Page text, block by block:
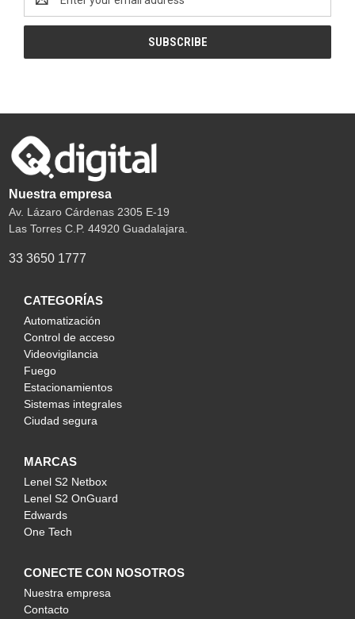
Address
Nuestra empresa
Av. Lázaro Cárdenas 2305 E-19
Las Torres C.P. 44920 Guadalajara.
33 3650 1777
CATEGORÍAS
Automatización
Control de acceso
Videovigilancia
Fuego
Estacionamientos
Sistemas integrales
Ciudad segura
MARCAS
Lenel S2 Netbox
Lenel S2 OnGuard
Edwards
One Tech
CONECTE CON NOSOTROS
Nuestra empresa
Contacto